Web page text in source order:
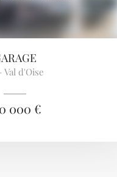
Val d'Oise
000 €